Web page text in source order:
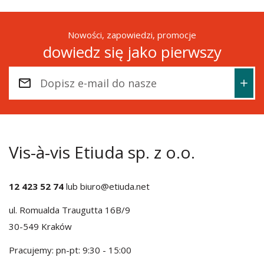
Nowości, zapowiedzi, promocje
dowiedz się jako pierwszy
Vis-à-vis Etiuda sp. z o.o.
12 423 52 74 lub biuro@etiuda.net
ul. Romualda Traugutta 16B/9
30-549 Kraków
Pracujemy: pn-pt: 9:30 - 15:00